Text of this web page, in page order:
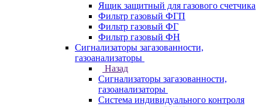
Ящик защитный для газового счетчика
Фильтр газовый ФГП
Фильтр газовый ФГ
Фильтр газовый ФН
Сигнализаторы загазованности,
газоанализаторы
Назад
Сигнализаторы загазованности,
газоанализаторы
Система индивидуального контроля